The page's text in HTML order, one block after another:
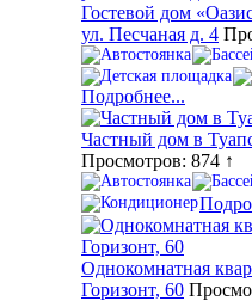
Гостевой дом
ул. Песчаная д. 4
Подробнее...
Частный дом в
Просмотров: 874 ↑
Однокомнатная
Горизонт, 60